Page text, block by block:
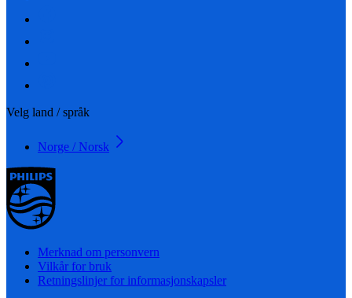
Velg land / språk
Norge / Norsk
Merknad om personvern
Vilkår for bruk
Retningslinjer for informasjonskapsler